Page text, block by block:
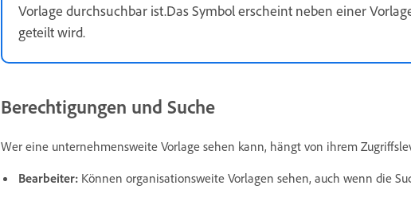
Vorlage durchsuchbar ist.Das Symbol erscheint neben einer
geteilt wird.
Berechtigungen und Suche
Wer eine unternehmensweite Vorlage sehen kann, hängt von ihrem
Bearbeiter: Können organisationsweite Vorlagen sehen, auch wenn die